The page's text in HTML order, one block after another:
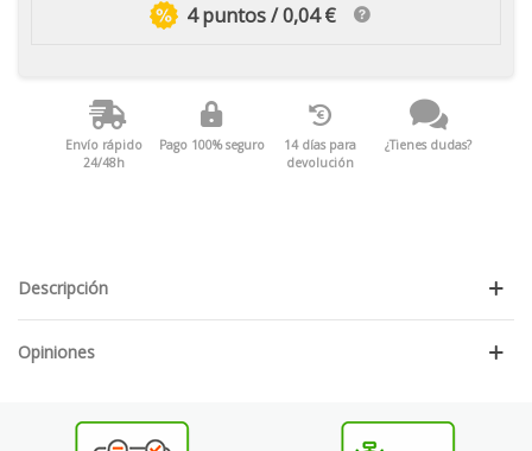
4 puntos / 0,04 €
Envío rápido
24/48h
Pago 100% seguro
14 días para
devolución
¿Tienes dudas?
Descripción
Opiniones